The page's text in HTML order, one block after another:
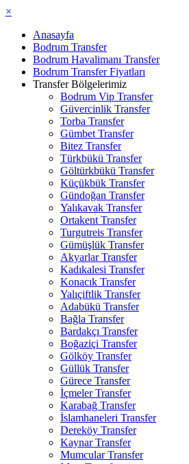
×
Anasayfa
Bodrum Transfer
Bodrum Havalimanı Transfer
Bodrum Transfer Fiyatları
Transfer Bölgelerimiz
Bodrum Vip Transfer
Güvercinlik Transfer
Torba Transfer
Gümbet Transfer
Bitez Transfer
Türkbükü Transfer
Göltürkbükü Transfer
Küçükbük Transfer
Gündoğan Transfer
Yalıkavak Transfer
Ortakent Transfer
Turgutreis Transfer
Gümüşlük Transfer
Akyarlar Transfer
Kadıkalesi Transfer
Konacık Transfer
Yalıçiftlik Transfer
Adabükü Transfer
Bağla Transfer
Bardakçı Transfer
Boğaziçi Transfer
Gölköy Transfer
Güllük Transfer
Gürece Transfer
İçmeler Transfer
Karabağ Transfer
İslamhaneleri Transfer
Dereköy Transfer
Kaynar Transfer
Mumcular Transfer